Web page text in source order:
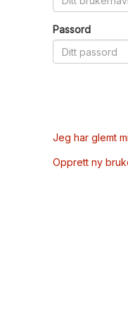
Passord
Jeg har glemt
Opprett ny